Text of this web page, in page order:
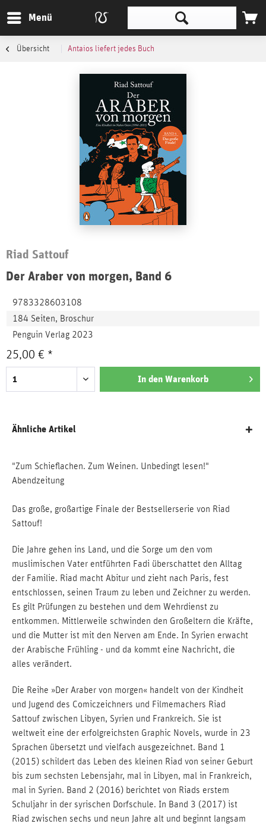
Menü
Übersicht Antaios liefert jedes Buch
Riad Sattouf
Der Araber von morgen, Band 6
9783328603108
184 Seiten, Broschur
Penguin Verlag 2023
25,00 € *
In den Warenkorb
Ähnliche Artikel
"Zum Schieflachen. Zum Weinen. Unbedingt lesen!"
Abendzeitung
Das große, großartige Finale der Bestsellerserie von Riad
Sattouf!
Die Jahre gehen ins Land, und die Sorge um den vom
muslimischen Vater entführten Fadi überschattet den Alltag
der Familie. Riad macht Abitur und zieht nach Paris, fest
entschlossen, seinen Traum zu leben und Zeichner zu werden.
Es gilt Prüfungen zu bestehen und dem Wehrdienst zu
entkommen. Mittlerweile schwinden den Großeltern die Kräfte,
und die Mutter ist mit den Nerven am Ende. In Syrien erwacht
der Arabische Frühling - und da kommt eine Nachricht, die
alles verändert.
Die Reihe »Der Araber von morgen« handelt von der Kindheit
und Jugend des Comiczeichners und Filmemachers Riad
Sattouf zwischen Libyen, Syrien und Frankreich. Sie ist
weltweit eine der erfolgreichsten Graphic Novels, wurde in 23
Sprachen übersetzt und vielfach ausgezeichnet. Band 1
(2015) schildert das Leben des kleinen Riad von seiner Geburt
bis zum sechsten Lebensjahr, mal in Libyen, mal in Frankreich,
mal in Syrien. Band 2 (2016) berichtet von Riads erstem
Schuljahr in der syrischen Dorfschule. In Band 3 (2017) ist
Riad zwischen sechs und neun Jahre alt und beginnt langsam